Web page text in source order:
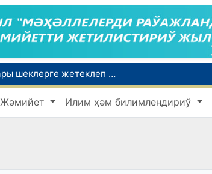
Ой-пикиримизде басланған ояныў жоқары шеклерге жетеклеп атыр
Өзбекстан мал гөши импортын арттырды: Ҳиндстан ҳәм Беларусь тийкарғы жеткерип бериўшилерге айланды
Өзбекстан ўәкиллери көркем гимнастика бойынша жәҳән чемпионатында қатнасады
Жәмийет Илим ҳәм билимлендириў